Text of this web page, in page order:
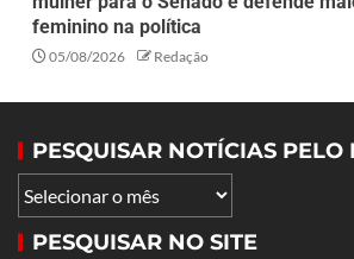
feminino na política
05/08/2026 Redação
PESQUISAR NOTÍCIAS PELO
PESQUISAR NO SITE